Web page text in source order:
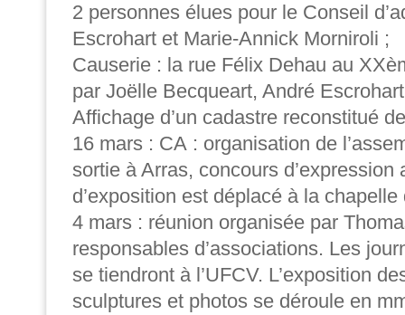
2 personnes élues pour le Conseil
Escrohart et Marie-Annick Morniroli ;
Causerie : la rue Félix Dehau au
par Joëlle Becqueart, André
Affichage d’un cadastre reconstitué
16 mars : CA : organisation de
sortie à Arras, concours d’expression
d’exposition est déplacé à la chapelle
4 mars : réunion organisée par
responsables d’associations. Les
se tiendront à l’UFCV. L’exposition
sculptures et photos se déroule en